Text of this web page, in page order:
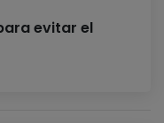
evitar el